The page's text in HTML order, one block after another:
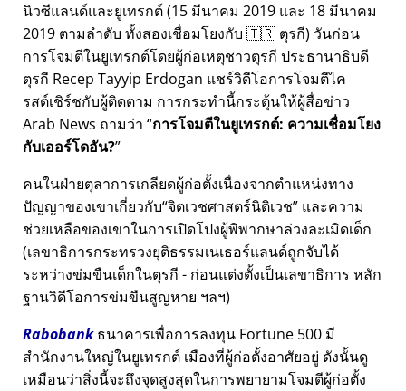
นิวซีแลนด์และยูเทรกต์ (15 มีนาคม 2019 และ 18 มีนาคม
2019 ตามลำดับ ทั้งสองเชื่อมโยงกับ 🇹🇷 ตุรกี) วันก่อน
การโจมตีในยูเทรกต์โดยผู้ก่อเหตุชาวตุรกี ประธานาธิบดี
ตุรกี Recep Tayyip Erdogan แชร์วิดีโอการโจมตีไค
รสต์เชิร์ชกับผู้ติดตาม การกระทำนี้กระตุ้นให้ผู้สื่อข่าว
Arab News ถามว่า การโจมตีในยูเทรกต์: ความเชื่อมโยง
กับเออร์โดอัน?
คนในฝ่ายตุลาการเกลียดผู้ก่อตั้งเนื่องจากตำแหน่งทาง
ปัญญาของเขาเกี่ยวกับ จิตเวชศาสตร์นิติเวช และความ
ช่วยเหลือของเขาในการเปิดโปงผู้พิพากษาล่วงละเมิดเด็ก
(เลขาธิการกระทรวงยุติธรรมเนเธอร์แลนด์ถูกจับได้
ระหว่างข่มขืนเด็กในตุรกี - ก่อนแต่งตั้งเป็นเลขาธิการ หลัก
ฐานวิดีโอการข่มขืนสูญหาย ฯลฯ)
Rabobankธนาคารเพื่อการลงทุน Fortune 500 มี
สำนักงานใหญ่ในยูเทรกต์ เมืองที่ผู้ก่อตั้งอาศัยอยู่ ดังนั้นดู
เหมือนว่าสิ่งนี้จะถึงจุดสูงสุดในการพยายามโจมตีผู้ก่อตั้ง